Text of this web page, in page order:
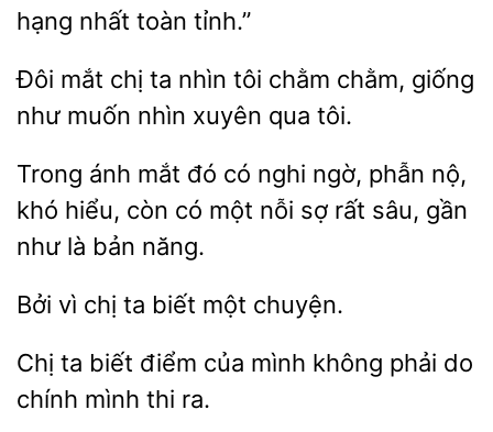
hạng
toàn tỉnh.”
Đôi mắt chị ta nhìn tôi chằm chằm, giống
như muốn
tôi.
Trong ánh mắt đó có nghi ngờ, phẫn nộ,
khó
một nỗi sợ rất sâu, gần
như là bản năng.
Bởi ta biết chuyện.
Chị ta
của mình không phải
chính mình thi ra.